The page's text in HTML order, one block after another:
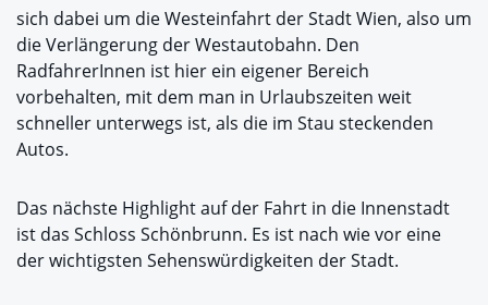
sich dabei um die Westeinfahrt der Stadt Wien, also um
die Verlängerung der Westautobahn. Den
RadfahrerInnen ist hier ein eigener Bereich
vorbehalten, mit dem man in Urlaubszeiten weit
schneller unterwegs ist, als die im Stau steckenden
Autos.
Das nächste Highlight auf der Fahrt in die Innenstadt
ist das Schloss Schönbrunn. Es ist nach wie vor eine
der wichtigsten Sehenswürdigkeiten der Stadt.